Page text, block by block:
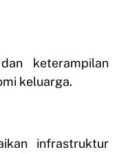
keterampilan
keluarga.
infrastruktur